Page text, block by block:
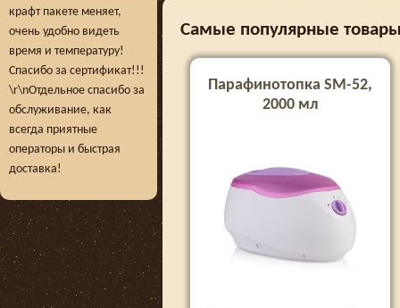
крафт пакете меняет,
очень удобно видеть
время и температуру!
Спасибо за сертификат!!!
\r\nОтдельное спасибо за
обслуживание, как
всегда приятные
операторы и быстрая
доставка!
Самые популярные
Парафинотопка SM-52,
2000 мл